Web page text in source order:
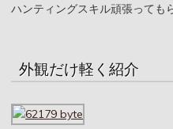
ハンティングスキル頑張っても
外観だけ軽く紹介